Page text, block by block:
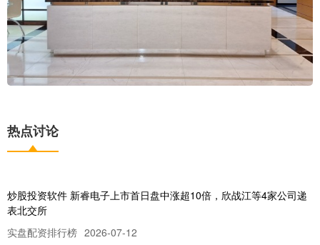
热点讨论
炒股投资软件 新睿电子上市首日盘中涨超10倍，欣战江等4家公司递
表北交所
实盘配资排行榜 2026-07-12